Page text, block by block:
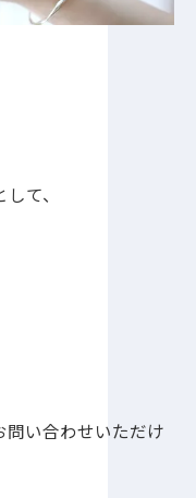
て、
い合わせいただけ